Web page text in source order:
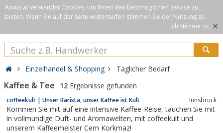
Axxus.at verwendet Cookies, um Ihnen den bestmöglichen Service zu
bieten. Wenn Sie auf der Seite weitersurfen stimmen Sie der Nutzung zu.
Ich stimme zu. ×
Einzelhandel & Shopping Täglicher Bedarf
Kaffee & Tee 12 Ergebnisse gefunden
coffeekult | Unser Barista, unser Kaffee ist Kult Innsbruck
Kommen Sie mit auf eine intensive Kaffee-Reise, tauchen Sie mit
in vollmundige Duft- und Aromawelten, mit coffeekult und
unserem Kaffeemeister Cem Korkmaz!